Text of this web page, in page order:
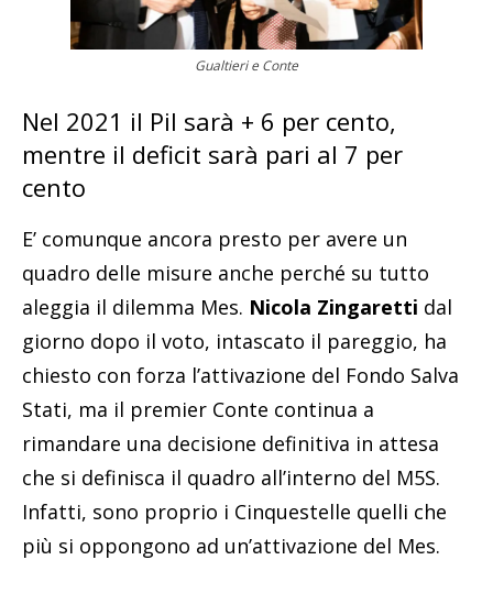
Gualtieri e Conte
Nel 2021 il Pil sarà + 6 per cento,
mentre il deficit sarà pari al 7 per
cento
E’ comunque ancora presto per avere un
quadro delle misure anche perché su tutto
aleggia il dilemma Mes. Nicola Zingaretti dal
giorno dopo il voto, intascato il pareggio, ha
chiesto con forza l’attivazione del Fondo Salva
Stati, ma il premier Conte continua a
rimandare una decisione definitiva in attesa
che si definisca il quadro all’interno del M5S.
Infatti, sono proprio i Cinquestelle quelli che
più si oppongono ad un’attivazione del Mes.